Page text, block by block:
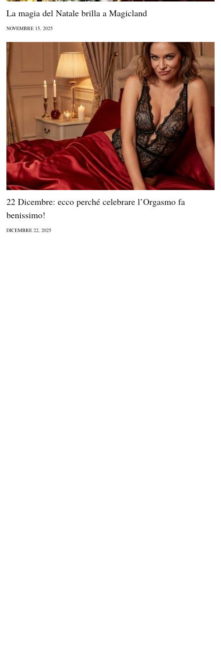
La magia del Natale brilla a Magicland
NOVEMBRE 15, 2025
22 Dicembre: ecco perché celebrare l’Orgasmo fa
benissimo!
DICEMBRE 22, 2025